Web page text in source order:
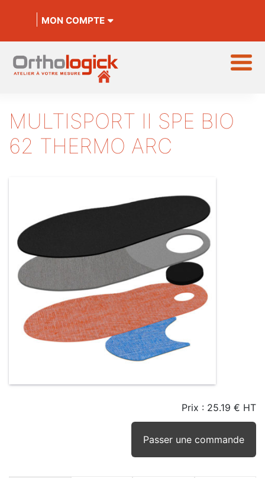
MON COMPTE
MULTISPORT II SPE BIO
62 THERMO ARC
STOCK
Prix : 25.19 € HT
Passer une commande